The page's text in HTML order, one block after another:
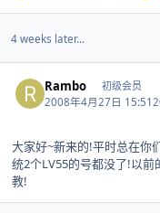
4 weeks later...
Rambo 初级会员
2008年4月27日 15:51
大家好~新来的!平时总在你
统2个LV55的号都没了!以
教!